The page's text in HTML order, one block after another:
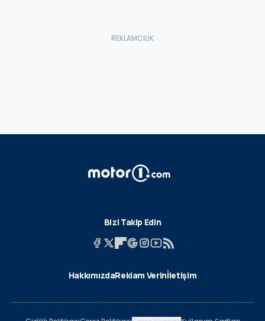
Bizi Takip Edin
HakkımızdaReklam Verinİletişim